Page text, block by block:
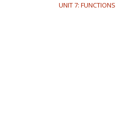
UNIT 7: FUNCTIONS